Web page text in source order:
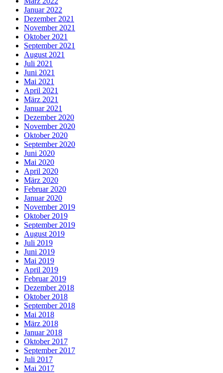
Januar 2022
Dezember 2021
November 2021
Oktober 2021
September 2021
August 2021
Juli 2021
Juni 2021
Mai 2021
April 2021
März 2021
Januar 2021
Dezember 2020
November 2020
Oktober 2020
September 2020
Juni 2020
Mai 2020
April 2020
März 2020
Februar 2020
Januar 2020
November 2019
Oktober 2019
September 2019
August 2019
Juli 2019
Juni 2019
Mai 2019
April 2019
Februar 2019
Dezember 2018
Oktober 2018
September 2018
Mai 2018
März 2018
Januar 2018
Oktober 2017
September 2017
Juli 2017
Mai 2017